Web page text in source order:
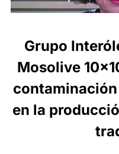
Grupo
Mosolive
contaminación
en la